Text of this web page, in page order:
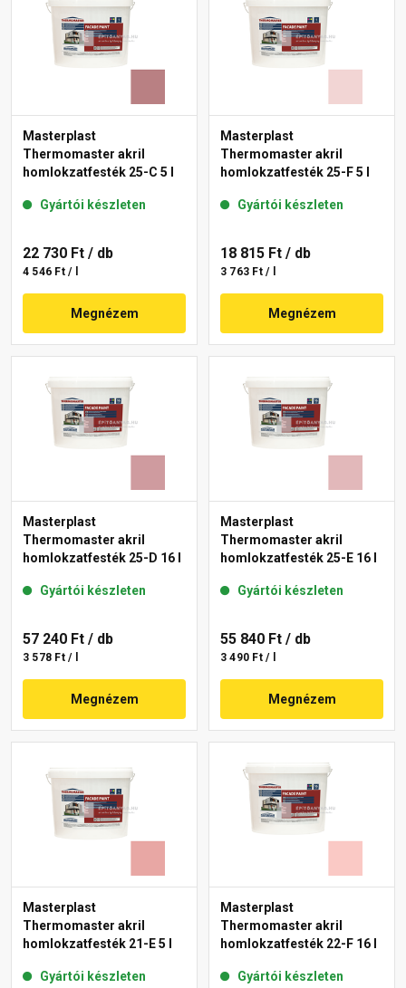
Masterplast
Thermomaster akril
homlokzatfesték 25-C 5 l
Gyártói készleten
22 730 Ft / db
4 546 Ft / l
Megnézem
Masterplast
Thermomaster akril
homlokzatfesték 25-F 5 l
Gyártói készleten
18 815 Ft / db
3 763 Ft / l
Megnézem
Masterplast
Thermomaster akril
homlokzatfesték 25-D 16 l
Gyártói készleten
57 240 Ft / db
3 578 Ft / l
Megnézem
Masterplast
Thermomaster akril
homlokzatfesték 25-E 16 l
Gyártói készleten
55 840 Ft / db
3 490 Ft / l
Megnézem
Masterplast
Thermomaster akril
homlokzatfesték 21-E 5 l
Gyártói készleten
Masterplast
Thermomaster akril
homlokzatfesték 22-F 16 l
Gyártói készleten